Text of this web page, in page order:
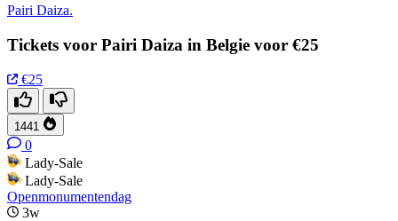
Pairi Daiza.
Tickets voor Pairi Daiza in Belgie voor €25
€25
1441
0
Lady-Sale
Lady-Sale
Openmonumentendag
3w